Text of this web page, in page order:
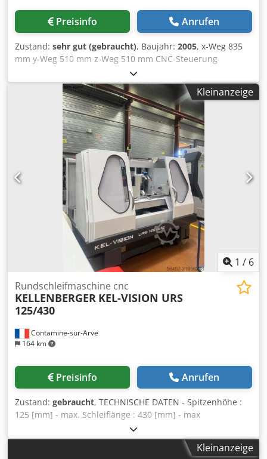
Preisinfo Anrufen
Zustand: sehr gut (gebraucht), Baujahr: 2005, x-Weg 835
mm y-Weg 510 mm z-Weg 510 mm CNC-Steuerung
SIEMENS Tischgröße 1000 x 560 mm max. Tischbelastung
800 kg Spindelaufnahme SK 40 Spindeldrehzahlen 20 -
8.000 U/min Vorschub stufenlos 1 - 20.000 mm/min Eilgang
20 m/min Antriebsleistung - Spindelmotor 13 / 9 kW
Werkzeugwechseleinrichtung 20 Pos Betriebsspannung
380 V Djdpfx Adeyxxyyetock Gesamtleistungsbedarf 35 kVA
Maschinengewicht ca. 4,5 t Raumbedarf ca. 3,50 x 3,50 x
2,70 m - Fabrik-Nr.: 15415015634 - Hauptspindel NEU
gelagert - Maschine EIN: 18.484 h Programm EIN: 9.153 h -
Steuerung SIEMENS - mit NC-Teilapparat (4. Achse,
Steuerung über M-Befehl) - Spänewanne (kein
Späneförderer) - Kühlmitteleinrichtung
Kleinanzeige
1 / 6
Contamine-sur-Arve
164 km
Rundschleifmaschine cnc
KELLENBERGER KEL-VISION URS
125/430
Preisinfo Anrufen
Zustand: gebraucht, TECHNISCHE DATEN - Spitzenhöhe :
125 [mm] - max. Schleiflänge : 430 [mm] - max
Durchmesser des Stückes : 249 [mm] - max Gewicht des
Stückes : 100 [kg] - Abmessungen der Schleifscheibe :
Ø400 x 63 x 127 [mm] - SpindelgeschwindigkeitKleinanzeige